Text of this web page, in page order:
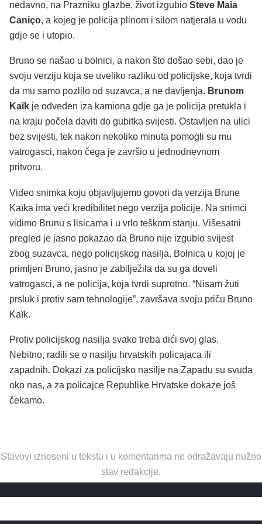
nedavno, na Prazniku glazbe, život izgubio Steve Maia
Caniço, a kojeg je policija plinom i silom natjerala u vodu
gdje se i utopio.
Bruno se našao u bolnici, a nakon što došao sebi, dao je
svoju verziju koja se uveliko razliku od policijske, koja tvrdi
da mu samo pozlilo od suzavca, a ne davljenja. Brunom
Kaïk je odveden iza kamiona gdje ga je policija pretukla i
na kraju počela daviti do gubitka svijesti. Ostavljen na ulici
bez svijesti, tek nakon nekoliko minuta pomogli su mu
vatrogasci, nakon čega je završio u jednodnevnom
pritvoru.
Video snimka koju objavljujemo govori da verzija Brune
Kaïka ima veći kredibilitet nego verzija policije. Na snimci
vidimo Brunu s lisicama i u vrlo teškom stanju. Višesatni
pregled je jasno pokazao da Bruno nije izgubio svijest
zbog suzavca, nego policijskog nasilja. Bolnica u kojoj je
primljen Bruno, jasno je zabilježila da su ga doveli
vatrogasci, a ne policija, koja tvrdi suprotno. “Nisam žuti
prsluk i protiv sam tehnologije”, završava svoju priču Bruno
Kaïk.
Protiv policijskog nasilja svako treba dići svoj glas.
Nebitno, radili se o nasilju hrvatskih policajaca ili
zapadnih. Dokazi za policijsko nasilje na Zapadu su svuda
oko nas, a za policajce Republike Hrvatske dokaze još
čekamo.
Stavovi izneseni u tekstu i u komentarima ne odražavaju nužno
stav redakcije.